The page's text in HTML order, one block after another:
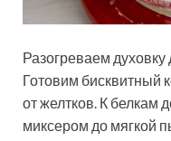
Разогреваем духовку
Готовим бисквитный
от желтков. К белкам
миксером до мягкой